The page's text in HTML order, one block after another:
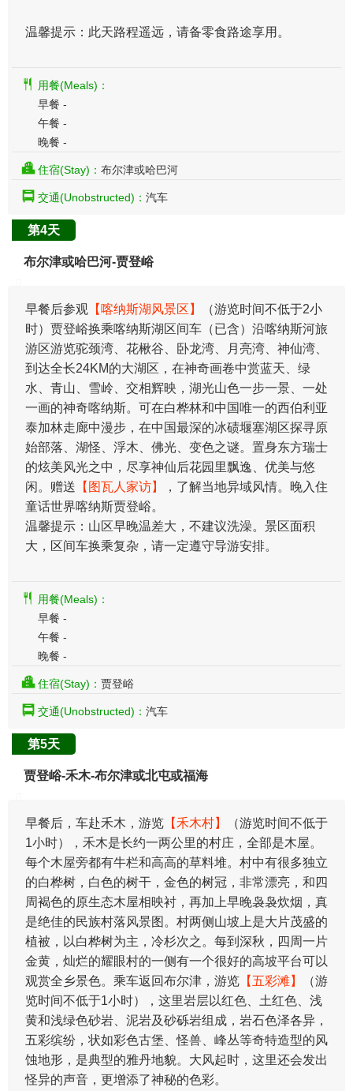
温馨提示：此天路程遥远，请备零食路途享用。
用餐(Meals)：
早餐 -
午餐 -
晚餐 -
住宿(Stay)： 布尔津或哈巴河
交通(Unobstructed)： 汽车
第4天
布尔津或哈巴河-贾登峪
早餐后参观 【喀纳斯湖风景区】
（游览时间不低于2小
时）贾登峪换乘喀纳斯湖区间车（已含）沿喀纳斯河旅
游区游览驼颈湾、花楸谷、卧龙湾、月亮湾、神仙湾、
到达全长24KM的大湖区，在神奇画卷中赏蓝天、绿
水、青山、雪岭、交相辉映，湖光山色一步一景、一处
一画的神奇喀纳斯。可在白桦林和中国唯一的西伯利亚
泰加林走廊中漫步，在中国最深的冰碛堰塞湖区探寻原
始部落、湖怪、浮木、佛光、变色之谜。置身东方瑞士
的炫美风光之中，尽享神仙后花园里飘逸、优美与悠
闲。赠送 【图瓦人家访】
，了解当地异域风情。晚入住
童话世界喀纳斯贾登峪。
温馨提示：山区早晚温差大，不建议洗澡。景区面积
大，区间车换乘复杂，请一定遵守导游安排。
用餐(Meals)：
早餐 -
午餐 -
晚餐 -
住宿(Stay)： 贾登峪
交通(Unobstructed)： 汽车
第5天
贾登峪-禾木-布尔津或北屯或福海
​早餐后，车赴禾木，游览 【禾木村】
（游览时间不低于
1小时），禾木是长约一两公里的村庄，全部是木屋。
每个木屋旁都有牛栏和高高的草料堆。村中有很多独立
的白桦树，白色的树干，金色的树冠，非常漂亮，和四
周褐色的原生态木屋相映衬，再加上早晚袅袅炊烟，真
是绝佳的民族村落风景图。村两侧山坡上是大片茂盛的
植被，以白桦树为主，冷杉次之。每到深秋，四周一片
金黄，灿烂的耀眼村的一侧有一个很好的高坡平台可以
观赏全乡景色。乘车返回布尔津，游览 【五彩滩】
（游
览时间不低于1小时），这里岩层以红色、土红色、浅
黄和浅绿色砂岩、泥岩及砂砾岩组成，岩石色泽各异，
五彩缤纷，状如彩色古堡、怪兽、峰丛等奇特造型的风
蚀地形，是典型的雅丹地貌。大风起时，这里还会发出
怪异的声音，更增添了神秘的色彩。